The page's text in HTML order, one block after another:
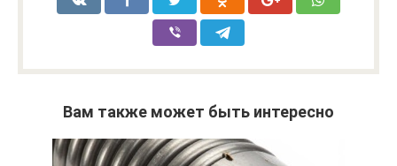
Вам также может быть интересно